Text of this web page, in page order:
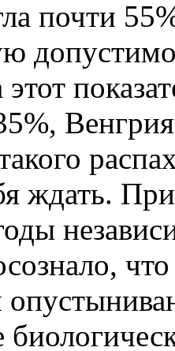
почти
этот
ждать.